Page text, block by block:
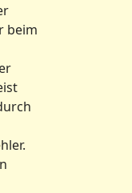
beim